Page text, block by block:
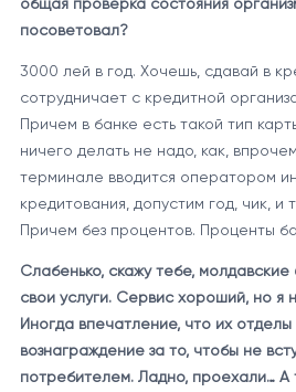
посоветовал?
3000 лей в год. Хочешь, сдавай в
сотрудничает с кредитной
Причем в банке есть такой тип
ничего делать не надо, как,
терминале вводится оператором
кредитования, допустим год, чик, и
Причем без процентов. Проценты
Слабенько, скажу тебе,
свои услуги. Сервис хороший, но я
Иногда впечатление, что их
вознаграждение за то, чтобы не
потребителем. Ладно, проехали… А